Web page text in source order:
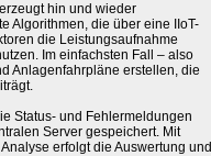
hin und wieder
Algorithmen, die über eine IIoT-
die Leistungsaufnahme
Im einfachsten Fall – also
Anlagenfahrpläne erstellen, die
Status- und Fehlermeldungen
Server gespeichert. Mit
erfolgt die Auswertung und